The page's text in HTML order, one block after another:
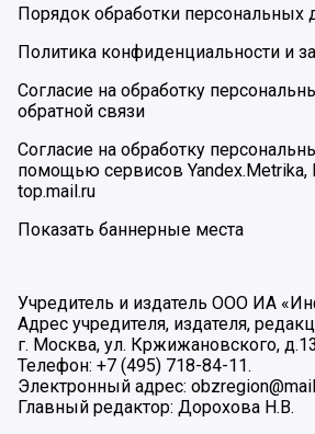
Порядок обработки персональных
Политика конфиденциальности и
Согласие на обработку
обратной связи
Согласие на обработку
помощью сервисов Yandex.Metrika,
top.mail.ru
Показать баннерные места
Учредитель и издатель ООО ИА
Адрес учредителя, издателя,
г. Москва, ул. Кржижановского,
Телефон: +7 (495) 718-84-11.
Электронный адрес:
Главный редактор: Дорохова Н.В.